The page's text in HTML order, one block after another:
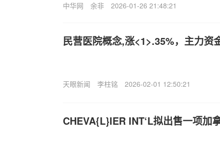
中华网 余非 2026-01-26 21:48:21
民营医院概念,涨<1>.35%，主力资
天眼新闻 李柱铭 2026-02-01 12:50:21
CHEVA{L}IER INT‘L拟出售一项加